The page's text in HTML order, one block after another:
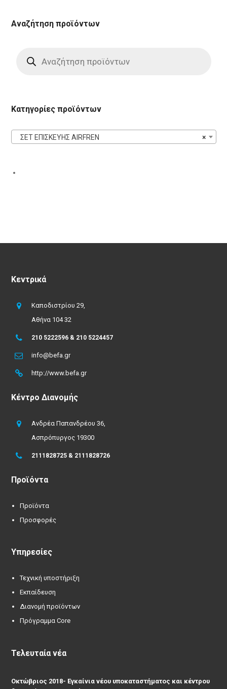
Αναζήτηση προϊόντων
search
Κατηγορίες προϊόντων
×
ΣΕΤ ΕΠΙΣΚΕΥΗΣ AIRFREN
Κεντρικά
Καποδιστρίου 29,
Αθήνα 104 32
210 5222596 & 210 5224457
info@befa.gr
http://www.befa.gr
Κέντρο Διανομής
Ανδρέα Παπανδρέου 36,
Ασπρόπυργος 19300
2111828725 & 2111828726
Προϊόντα
Προϊόντα
Προσφορές
Υπηρεσίες
Τεχνική υποστήριξη
Εκπαίδευση
Διανομή προϊόντων
Πρόγραμμα Core
Τελευταία νέα
Οκτώβριος 2018- Εγκαίνια νέου υποκαταστήματος και κέντρου